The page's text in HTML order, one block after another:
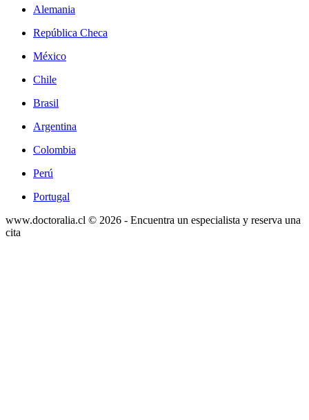
Alemania
República Checa
México
Chile
Brasil
Argentina
Colombia
Perú
Portugal
www.doctoralia.cl © 2026 - Encuentra un especialista y reserva una
cita